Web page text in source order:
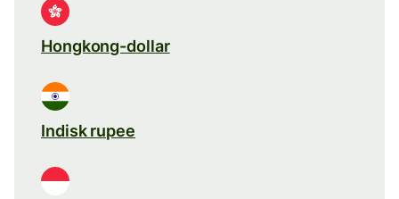
Hongkong-dollar
Indisk rupee